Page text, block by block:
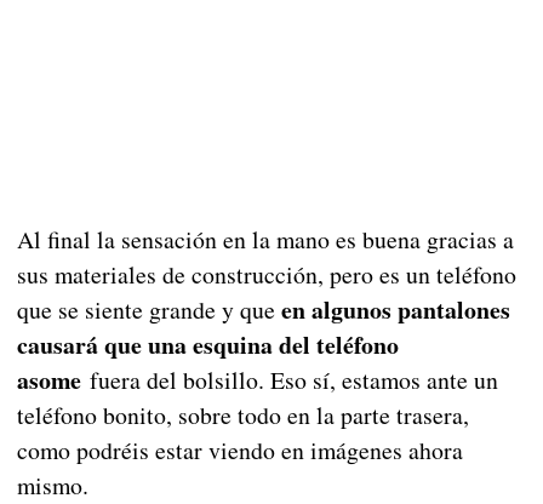
Al final la sensación en la mano es buena gracias a
sus materiales de construcción, pero es un teléfono
que se siente grande y que en algunos pantalones
causará que una esquina del teléfono
asomefuera del bolsillo. Eso sí, estamos ante un
teléfono bonito, sobre todo en la parte trasera,
como podréis estar viendo en imágenes ahora
mismo.